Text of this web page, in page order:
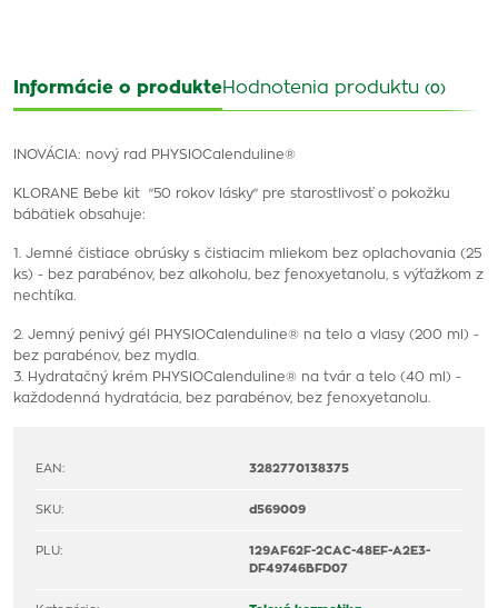
Informácie o produkteHodnotenia produktu (0)
INOVÁCIA: nový rad PHYSIOCalenduline®
KLORANE Bebe kit "50 rokov lásky" pre starostlivosť o pokožku
bábätiek obsahuje:
1. Jemné čistiace obrúsky s čistiacim mliekom bez oplachovania (25
ks) - bez parabénov, bez alkoholu,
bez fenoxyetanolu, s výťažkom z
nechtíka.
2. Jemný penivý gél PHYSIOCalenduline® na telo a vlasy (200 ml) -
bez parabénov, bez mydla.
3. Hydratačný krém PHYSIOCalenduline® na tvár a telo (40 ml) -
každodenná hydratácia, bez parabénov, bez fenoxyetanolu.
EAN: 3282770138375
SKU: d569009
PLU:
129AF62F-2CAC-48EF-A2E3-
DF49746BFD07